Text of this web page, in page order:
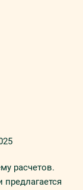
расчетов.